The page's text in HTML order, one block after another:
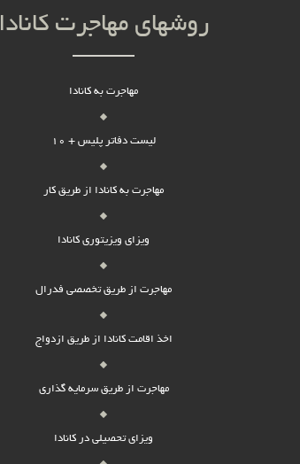
روشهای مهاجرت کانادا
مهاجرت به کانادا
لیست دفاتر پلیس + 10
مهاجرت به کانادا از طریق کار
ویزای ویزیتوری کانادا
مهاجرت از طریق تخصصی فدرال
اخذ اقامت کانادا از طریق ازدواج
مهاجرت از طریق سرمایه گذاری
ویزای تحصیلی در کانادا